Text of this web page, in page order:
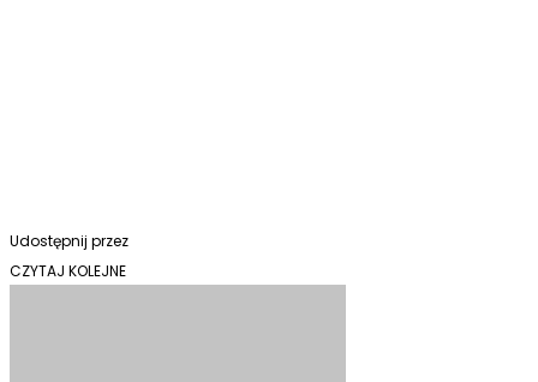
Udostępnij przez
CZYTAJ KOLEJNE